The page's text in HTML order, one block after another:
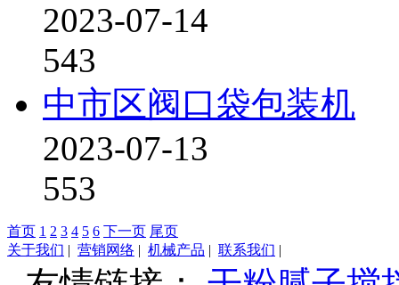
2023-07-14
543
中市区阀口袋包装机
2023-07-13
553
首页 1 2 3 4 5 6 下一页 尾页
关于我们 | 营销网络 | 机械产品 | 联系我们 |